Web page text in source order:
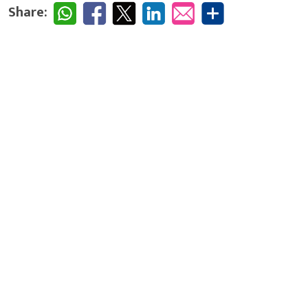
Share: